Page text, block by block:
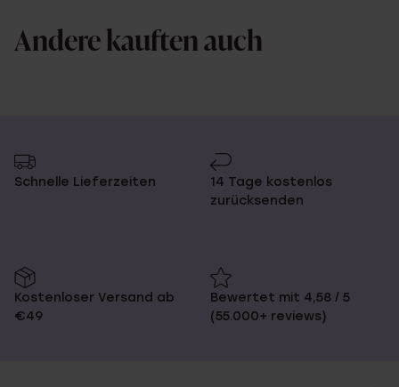
Andere kauften auch
Schnelle Lieferzeiten
14 Tage kostenlos
zurücksenden
Kostenloser Versand ab
€49
Bewertet mit 4,58 / 5
(55.000+ reviews)